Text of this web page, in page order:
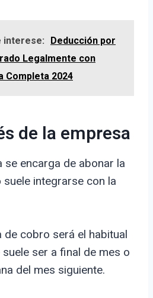
interese:
Deducción por
Legalmente con
Completa 2024
de la empresa
se encarga de abonar la
integrarse con la
de cobro será el habitual
ser a final de mes o
del mes siguiente.